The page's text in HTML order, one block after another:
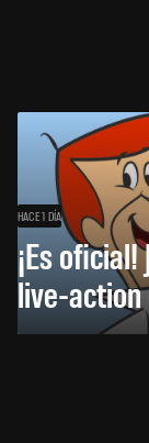
HACE 1 DÍA
¡Es
live-action